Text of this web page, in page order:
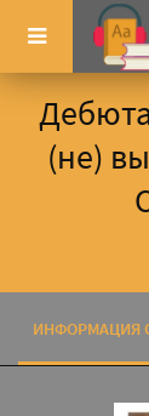
(не)
ИНФОРМАЦИЯ